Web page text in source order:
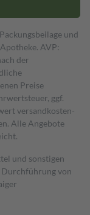
und
AVP:
der
Preise
ggf.
versand­kosten­
Alle Angebote
und sonstigen
von